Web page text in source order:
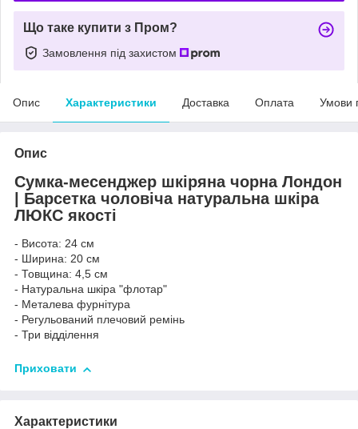
Що таке купити з Пром?
Замовлення під захистом
Опис Характеристики Доставка Оплата Умови
Опис
Сумка-месенджер шкіряна чорна Лондон
| Барсетка чоловіча натуральна шкіра
ЛЮКС якості
- Висота: 24 см
- Ширина: 20 см
- Товщина: 4,5 см
- Натуральна шкіра "флотар"
- Металева фурнітура
- Регульований плечовий ремінь
- Три відділення
Приховати
Характеристики